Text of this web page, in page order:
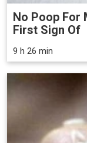
No Poop For
First Sign Of
9 h 26 min